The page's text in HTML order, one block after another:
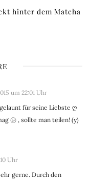
hinter dem Matcha
um 22:01 Uhr
für seine Liebste ღ
㋛ , sollte man teilen! (y)
Uhr
gerne. Durch den